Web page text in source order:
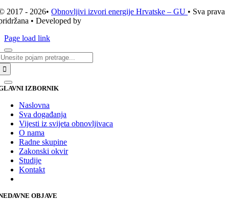
2017 - 2026•Obnovljivi izvori energije Hrvatske – GU • Sva prava
• Developed by
Page load link
IZBORNIK
Naslovna
Sva događanja
Vijesti iz svijeta obnovljivaca
O nama
Radne skupine
Zakonski okvir
Studije
Kontakt
OBJAVE